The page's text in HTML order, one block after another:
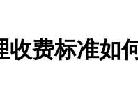
收费标准如